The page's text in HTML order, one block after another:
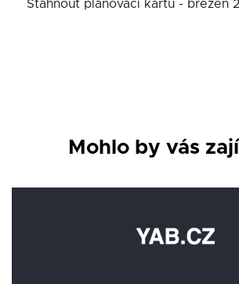
Stáhnout plánovací kartu - březen
Mohlo by vás